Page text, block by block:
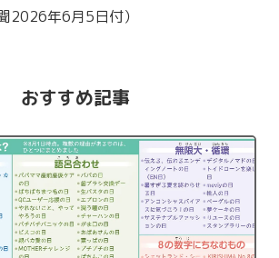
2026年6月5日付）
おすすめ記事